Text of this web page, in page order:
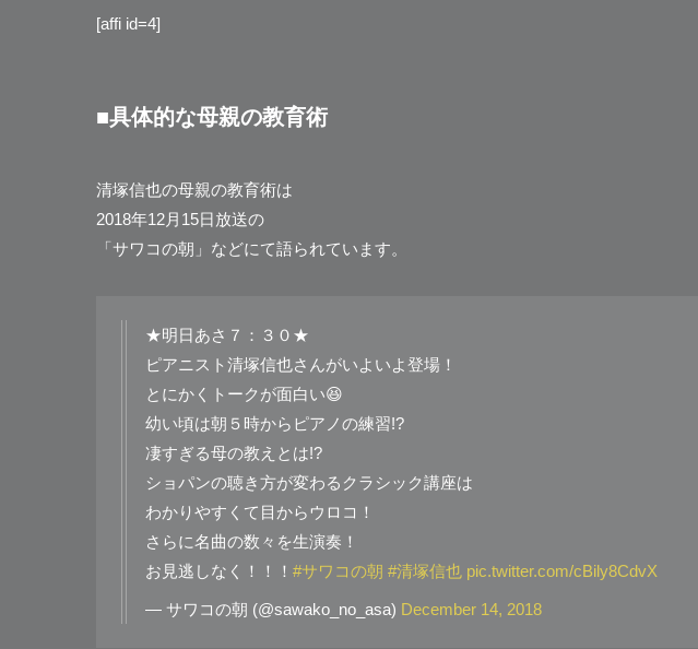
[affi id=4]
■具体的な母親の教育術
清塚信也の母親の教育術は
2018年12月15日放送の
「サワコの朝」などにて語られています。
★明日あさ７：３０★
ピアニスト清塚信也さんがいよいよ登場！
とにかくトークが面白い😆
幼い頃は朝５時からピアノの練習!?
凄すぎる母の教えとは!?
ショパンの聴き方が変わるクラシック講座は
わかりやすくて目からウロコ！
さらに名曲の数々を生演奏！
お見逃しなく！！！ #サワコの朝 #清塚信也 pic.twitter.com/cBily8CdvX
— サワコの朝 (@sawako_no_asa) December 14, 2018